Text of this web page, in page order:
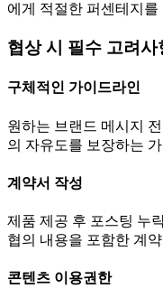
에게 적절한 퍼센테지
협상 시 필수 고려사
구체적인 가이드라인
원하는 브랜드 메시지
의 자유도를 보장하는
계약서 작성
제품 제공 후 포스팅 누
협의 내용을 포함한 계
콘텐츠 이용권한